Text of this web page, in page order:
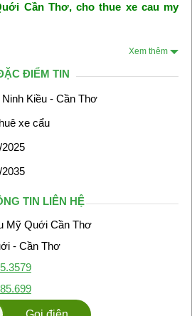
Cần Thơ, cho thue xe cau my
Xem thêm
ĐIỂM TIN
Kiều - Cần Thơ
xe cẩu
2025
2035
TIN LIÊN HỆ
Mỹ Quới Cần Thơ
- Cần Thơ